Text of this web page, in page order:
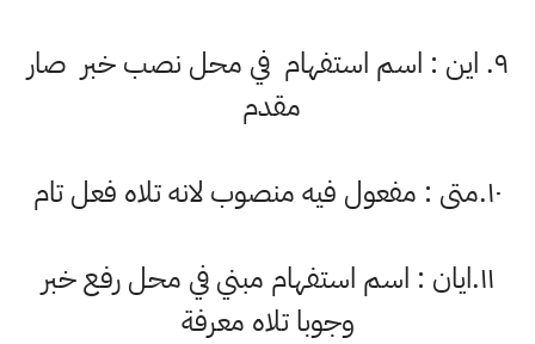
٩. اين : اسم استفهام في محل نصب خبر صار
مقدم
١٠.متى : مفعول فيه منصوب لانه تلاه فعل تام
١١.ايان : اسم استفهام مبني في محل رفع خبر
وجوبا تلاه معرفة